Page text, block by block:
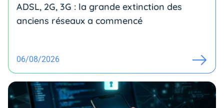
ADSL, 2G, 3G : la grande extinction des
anciens réseaux a commencé
06/08/2026